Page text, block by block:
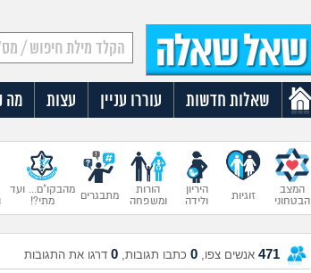
שאלות חדשות עוררו עניין עצות מה
המצב
הבטחוני
זוגיות
היריון
ולידה
הורות
ומשפחה
מתבגרים
מהבקו"ם... ועד
מתי?!
471 אנשים צפו, 0 כתבו תגובות, 0 דרגו את התגובות